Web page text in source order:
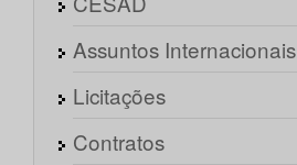
Assuntos Internacionais
Licitações
Contratos